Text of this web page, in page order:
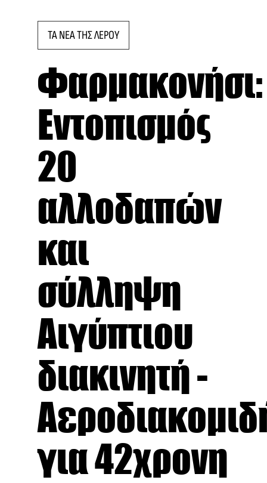
ΤΑ ΝΕΑ ΤΗΣ ΛΕΡΟΥ
Φαρμακονήσι:
Εντοπισμός
20
αλλοδαπών
και
σύλληψη
Αιγύπτιου
διακινητή -
για 42χρονη